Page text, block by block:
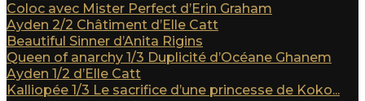
Coloc avec Mister Perfect d’Erin Graham
Ayden 2/2 Châtiment d’Elle Catt
Beautiful Sinner d’Anita Rigins
Queen of anarchy 1/3 Duplicité d’Océane Ghanem
Ayden 1/2 d’Elle Catt
Kalliopée 1/3 Le sacrifice d’une princesse de Koko...